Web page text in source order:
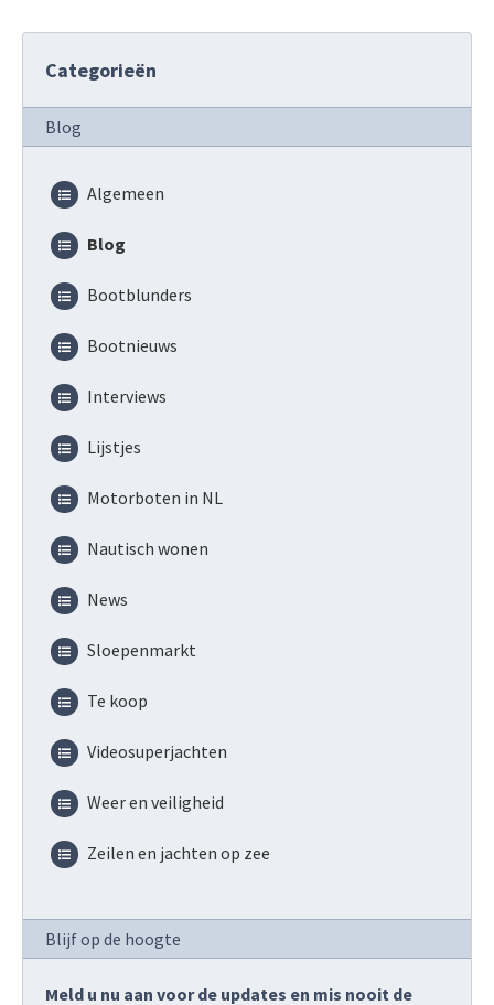
Categorieën
Blog
Algemeen
Blog
Bootblunders
Bootnieuws
Interviews
Lijstjes
Motorboten in NL
Nautisch wonen
News
Sloepenmarkt
Te koop
Videosuperjachten
Weer en veiligheid
Zeilen en jachten op zee
Blijf op de hoogte
Meld u nu aan voor de updates en mis nooit de